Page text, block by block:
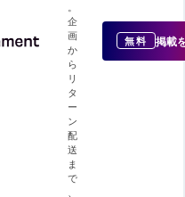
企
画
か
ら
リ
タ
ー
ン
配
送
ま
で
無料 掲載